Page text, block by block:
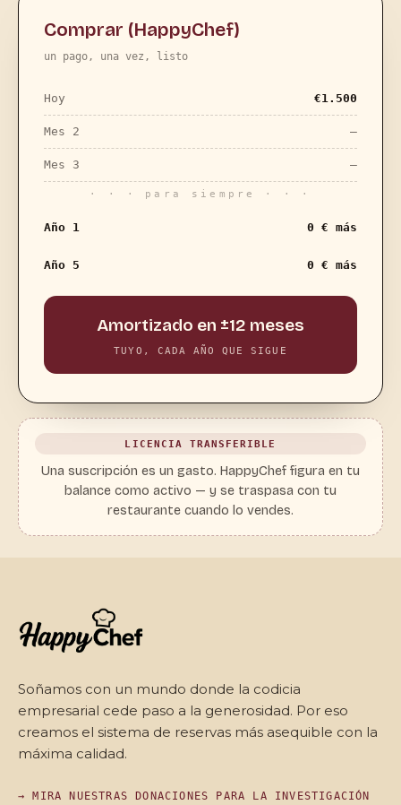
Comprar (HappyChef)
un pago, una vez, listo
Hoy €1.500
Mes 2 —
Mes 3 —
· · · para siempre · · ·
Año 1 0 € más
Año 5 0 € más
Amortizado en ±12 meses
TUYO, CADA AÑO QUE SIGUE
LICENCIA TRANSFERIBLE
Una suscripción es un gasto. HappyChef figura en tu
balance como activo — y se traspasa con tu
restaurante cuando lo vendes.
Soñamos con un mundo donde la codicia
empresarial cede paso a la generosidad. Por eso
creamos el sistema de reservas más asequible con la
máxima calidad.
→ MIRA NUESTRAS DONACIONES PARA LA INVESTIGACIÓN